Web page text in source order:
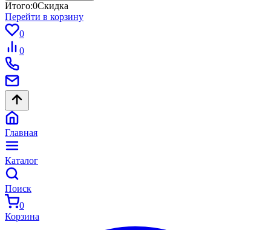
Итого:0Скидка
Перейти в корзину
0
0
Главная
Каталог
Поиск
0
Корзина